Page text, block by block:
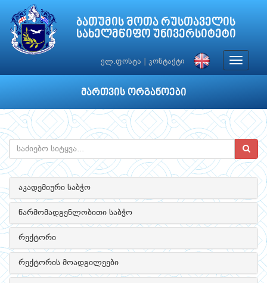
ბათუმის შოთა რუსთაველის
სახელმწიფო უნივერსიტეტი
ელ.ფოსტა კონტაქტი
Toggle
მართვის ორგანოები
აკადემიური საბჭო
წარმომადგენლობითი საბჭო
რექტორი
რექტორის მოადგილეები